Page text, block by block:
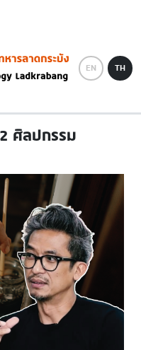
EN TH
ศิลปกรรม